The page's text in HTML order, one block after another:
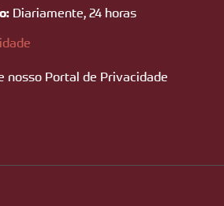
Diariamente, 24 horas
nosso Portal de Privacidade